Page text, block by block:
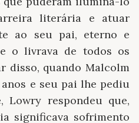
literária e atuar
ao seu pai, eterno e
o livrava de todos os
disso, quando Malcolm
e seu pai lhe pediu
Lowry respondeu que,
significava sofrimento